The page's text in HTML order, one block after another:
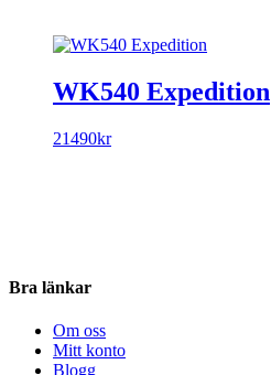
WK540 Expedition
21490kr
Bra länkar
Om oss
Mitt konto
Blogg